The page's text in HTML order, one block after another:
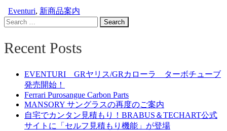
Eventuri, 新商品案内
Search
for:
Recent Posts
EVENTURI GRヤリス/GRカローラ ターボチューブ
発売開始！
Ferrari Purosangue Carbon Parts
MANSORY サングラスの再度のご案内
自宅でカンタン見積もり！BRABUS＆TECHART公式
サイトに「セルフ見積もり機能」が登場